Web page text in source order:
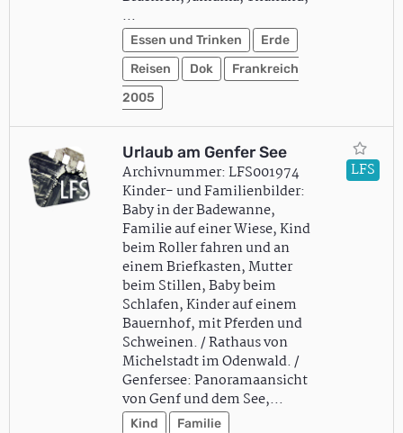
…
Essen und Trinken
Erde
Reisen
Dok
Frankreich
2005
Urlaub am Genfer See
Archivnummer: LFS001974
Kinder- und Familienbilder:
Baby in der Badewanne,
Familie auf einer Wiese, Kind
beim Roller fahren und an
einem Briefkasten, Mutter
beim Stillen, Baby beim
Schlafen, Kinder auf einem
Bauernhof, mit Pferden und
Schweinen. / Rathaus von
Michelstadt im Odenwald. /
Genfersee: Panoramaansicht
von Genf und dem See,…
Kind
Familie
LFS